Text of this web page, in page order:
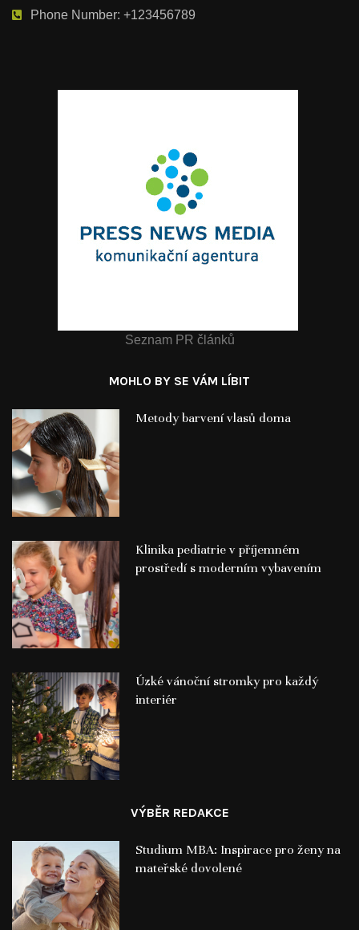
Phone Number: +123456789
Seznam PR článků
MOHLO BY SE VÁM LÍBIT
Metody barvení vlasů doma
Klinika pediatrie v příjemném
prostředí s moderním vybavením
Úzké vánoční stromky pro každý
interiér
VÝBĚR REDAKCE
Studium MBA: Inspirace pro ženy na
mateřské dovolené